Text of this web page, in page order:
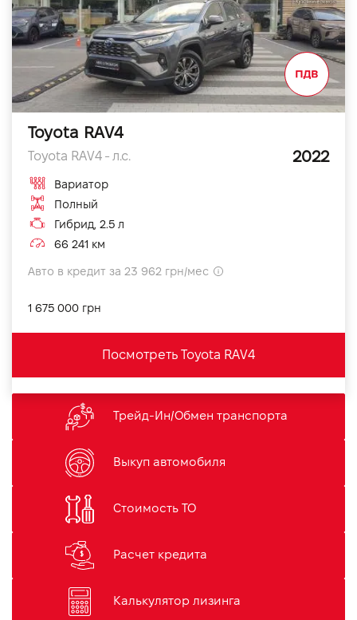
Toyota RAV4
Toyota RAV4 - л.с. 2022
Вариатор
Полный
Гибрид, 2.5 л
66 241 км
Авто в кредит за 23 962 грн/мес
1 675 000 грн
Посмотреть Toyota RAV4
Трейд-Ин/Обмен транспорта
Выкуп автомобиля
Стоимость ТО
Расчет кредита
Калькулятор лизинга